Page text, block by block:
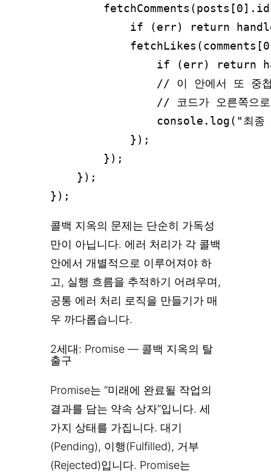
if (err) return
if (err) return
// 이 안에서 또 중
// 코드가 오른쪽으
console.log("최종
            });
        });
    });
콜백 지옥의 문제는 단순히 가독성
만이 아닙니다. 에러 처리가 각 콜백
안에서 개별적으로 이루어져야 하
고, 실행 흐름을 추적하기 어려우며,
공통 에러 처리 로직을 만들기가 매
우 까다롭습니다.
2세대: Promise — 콜백 지옥의 탈
출구
Promise는 “미래에 완료될 작업의
결과를 담는 약속 상자”입니다. 세
가지 상태를 가집니다. 대기
(Pending), 이행(Fulfilled), 거부
(Rejected)입니다. Promise는